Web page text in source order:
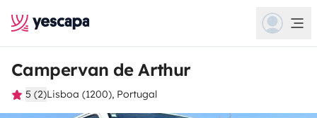
Campervan de Arthur
5 (2)Lisboa (1200), Portugal